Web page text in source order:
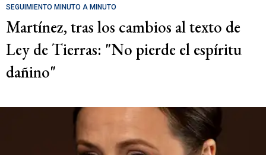
SEGUIMIENTO MINUTO A MINUTO
Martínez, tras los cambios al texto de
Ley de Tierras: "No pierde el espíritu
dañino"